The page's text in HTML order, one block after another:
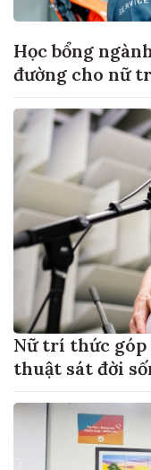
Học bổng
đường cho nữ
Nữ trí thức
thuật sát đời